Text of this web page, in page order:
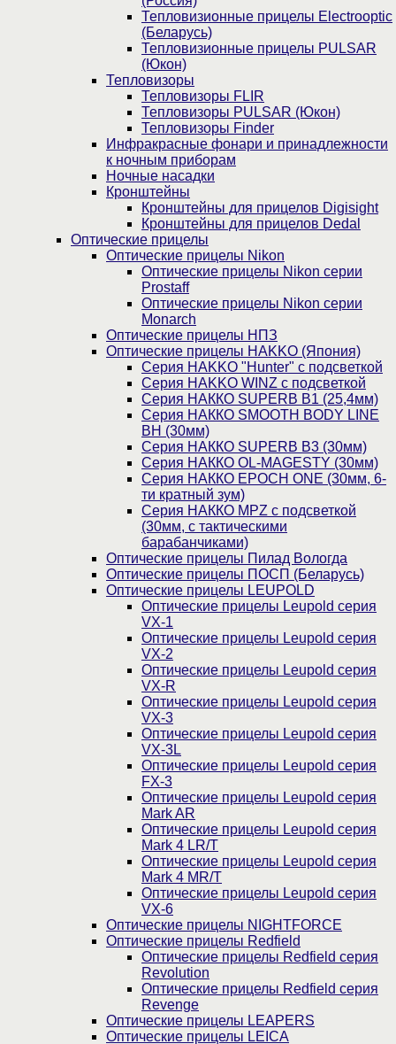
Тепловизионные прицелы Electrooptic
(Беларусь)
Тепловизионные прицелы PULSAR
(Юкон)
Тепловизоры
Тепловизоры FLIR
Тепловизоры PULSAR (Юкон)
Тепловизоры Finder
Инфракрасные фонари и принадлежности
к ночным приборам
Ночные насадки
Кронштейны
Кронштейны для прицелов Digisight
Кронштейны для прицелов Dedal
Оптические прицелы
Оптические прицелы Nikon
Оптические прицелы Nikon серии
Prostaff
Оптические прицелы Nikon серии
Monarch
Оптические прицелы НПЗ
Оптические прицелы HAKKO (Япония)
Cерия HAKKO "Hunter" с подсветкой
Серия НAKKO WINZ с подсветкой
Серия НАККО SUPERB B1 (25,4мм)
Серия НАККО SMOOTH BODY LINE
BH (30мм)
Серия НАККО SUPERB B3 (30мм)
Серия НАККО OL-MAGESTY (30мм)
Серия НАККО EPOCH ONE (30мм, 6-
ти кратный зум)
Серия НАККО MPZ с подсветкой
(30мм, c тактическими
барабанчиками)
Оптические прицелы Пилад Вологда
Оптические прицелы ПОСП (Беларусь)
Оптические прицелы LEUPOLD
Оптические прицелы Leupold серия
VX-1
Оптические прицелы Leupold серия
VX-2
Оптические прицелы Leupold серия
VX-R
Оптические прицелы Leupold серия
VX-3
Оптические прицелы Leupold серия
VX-3L
Оптические прицелы Leupold серия
FX-3
Оптические прицелы Leupold серия
Mark AR
Оптические прицелы Leupold серия
Mark 4 LR/T
Оптические прицелы Leupold серия
Mark 4 MR/T
Оптические прицелы Leupold серия
VX-6
Оптические прицелы NIGHTFORCE
Оптические прицелы Redfield
Оптические прицелы Redfield серия
Revolution
Оптические прицелы Redfield серия
Revenge
Оптические прицелы LEAPERS
Оптические прицелы LEICA